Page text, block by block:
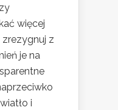
więcej
zrezygnuj z
je na
i